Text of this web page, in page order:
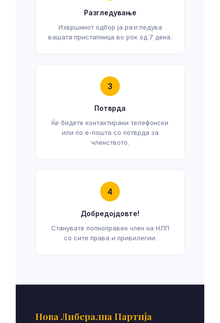
Разгледување
Извршниот одбор ја разгледува
вашата пристапница во рок од 7 дена.
3
Потврда
Ќе бидете контактирани телефонски
или по е-пошта со потврда за
членството.
4
Добредојдовте!
Станувате полноправен член на НЛП
со сите права и привилегии.
Нова Либерална Партија